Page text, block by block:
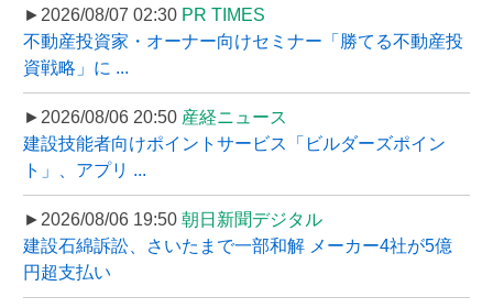
►2026/08/07 02:30 PR TIMES
不動産投資家・オーナー向けセミナー「勝てる不動産投
資戦略」に ...
►2026/08/06 20:50 産経ニュース
建設技能者向けポイントサービス「ビルダーズポイン
ト」、アプリ ...
►2026/08/06 19:50 朝日新聞デジタル
建設石綿訴訟、さいたまで一部和解 メーカー4社が5億
円超支払い